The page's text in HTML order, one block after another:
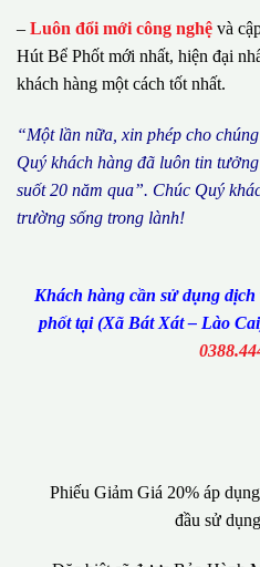
– Luôn đổi mới công nghệ và
Hút Bể Phốt mới nhất, hiện đại
khách hàng một cách tốt nhất.
“Một lần nữa, xin phép cho chú
Quý khách hàng đã luôn tin tưở
suốt 20 năm qua”. Chúc Quý khá
trường sống trong lành!
Khách hàng cần sử dụng
phốt tại (Xã Bát Xát – Lào